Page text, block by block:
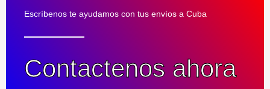
o
d
e
Escríbenos te ayudamos con tus envíos a Cuba
Contactenos ahora